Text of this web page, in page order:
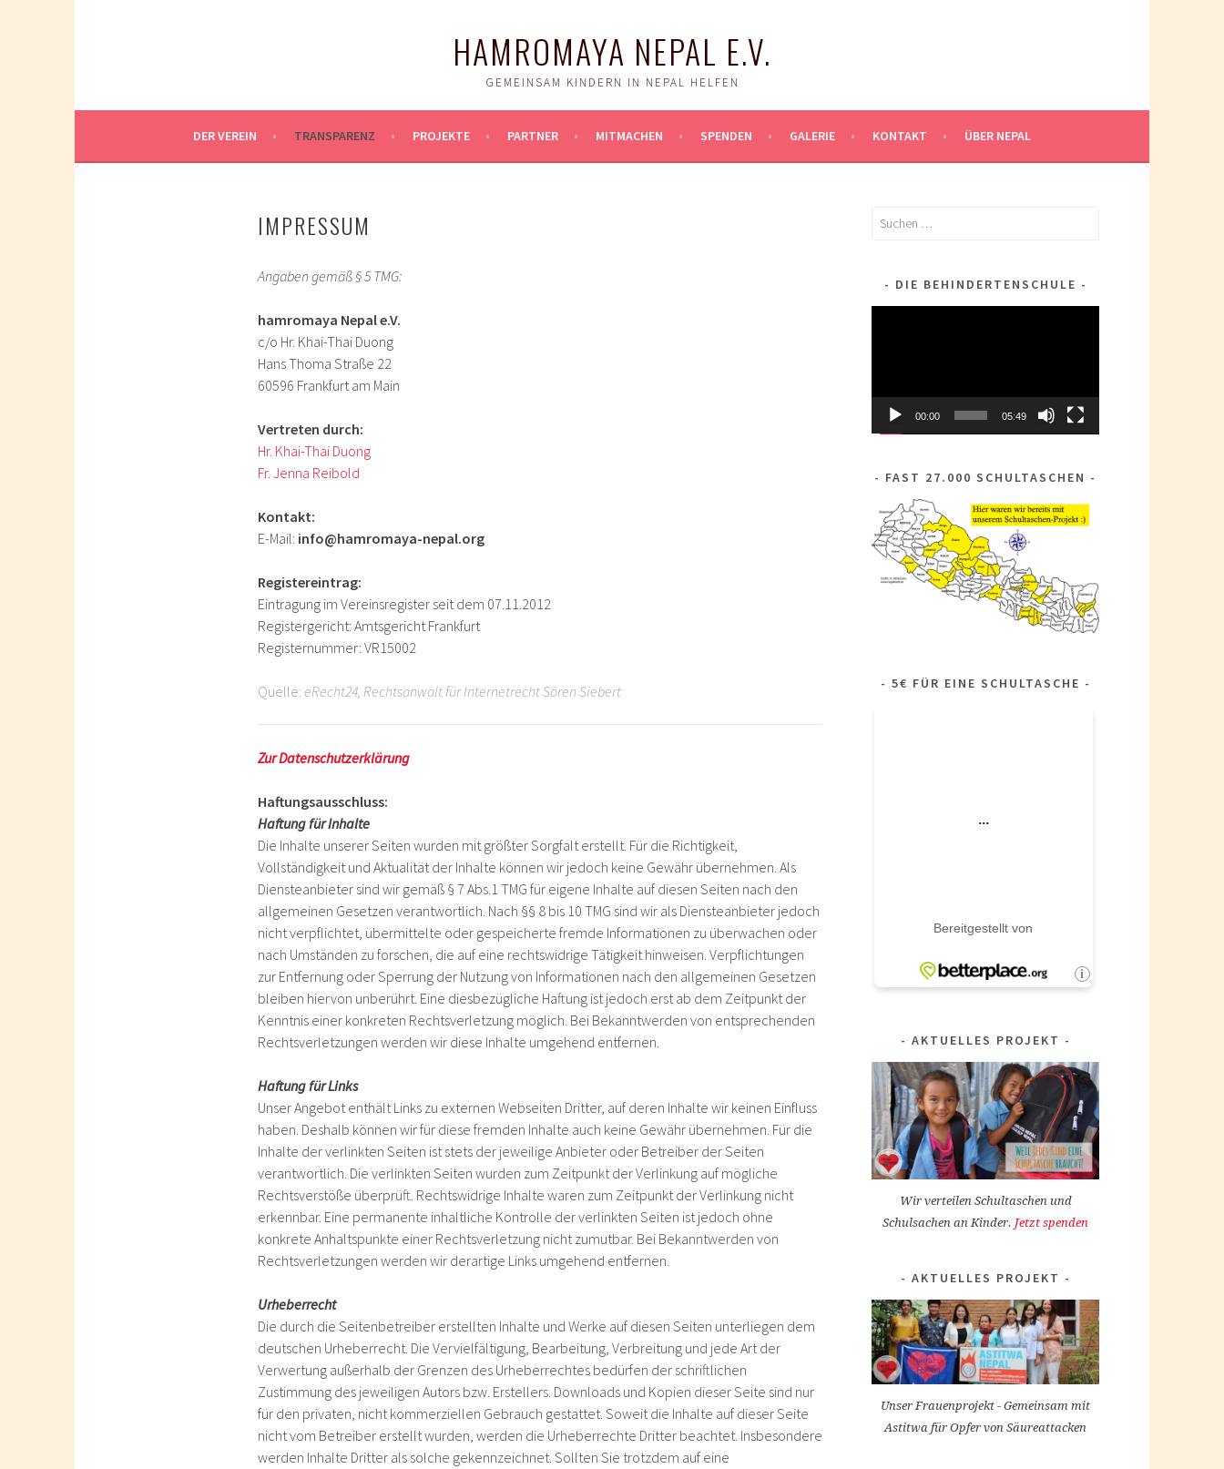
HAMROMAYA NEPAL E.V.
GEMEINSAM KINDERN IN NEPAL HELFEN
DER VEREIN TRANSPARENZ PROJEKTE PARTNER MITMACHEN SPENDEN GALERIE KONTAKT ÜBER NEPAL
IMPRESSUM
Angaben gemäß § 5 TMG:
hamromaya Nepal e.V.
c/o Hr. Khai-Thai Duong
Hans Thoma Straße 22
60596 Frankfurt am Main
Vertreten durch:
Hr. Khai-Thai Duong
Fr. Jenna Reibold
Kontakt:
E-Mail: info@hamromaya-nepal.org
Registereintrag:
Eintragung im Vereinsregister seit dem 07.11.2012
Registergericht: Amtsgericht Frankfurt
Registernummer: VR15002
Quelle: eRecht24, Rechtsanwalt für Internetrecht Sören Siebert
Zur Datenschutzerklärung
Haftungsausschluss:
Haftung für Inhalte
Die Inhalte unserer Seiten wurden mit größter Sorgfalt erstellt. Für die Richtigkeit,
Vollständigkeit und Aktualität der Inhalte können wir jedoch keine Gewähr übernehmen. Als
Diensteanbieter sind wir gemäß § 7 Abs.1 TMG für eigene Inhalte auf diesen Seiten nach den
allgemeinen Gesetzen verantwortlich. Nach §§ 8 bis 10 TMG sind wir als Diensteanbieter jedoch
nicht verpflichtet, übermittelte oder gespeicherte fremde Informationen zu überwachen oder
nach Umständen zu forschen, die auf eine rechtswidrige Tätigkeit hinweisen. Verpflichtungen
zur Entfernung oder Sperrung der Nutzung von Informationen nach den allgemeinen Gesetzen
bleiben hiervon unberührt. Eine diesbezügliche Haftung ist jedoch erst ab dem Zeitpunkt der
Kenntnis einer konkreten Rechtsverletzung möglich. Bei Bekanntwerden von entsprechenden
Rechtsverletzungen werden wir diese Inhalte umgehend entfernen.
Haftung für Links
Unser Angebot enthält Links zu externen Webseiten Dritter, auf deren Inhalte wir keinen Einfluss
haben. Deshalb können wir für diese fremden Inhalte auch keine Gewähr übernehmen. Für die
Inhalte der verlinkten Seiten ist stets der jeweilige Anbieter oder Betreiber der Seiten
verantwortlich. Die verlinkten Seiten wurden zum Zeitpunkt der Verlinkung auf mögliche
Rechtsverstöße überprüft. Rechtswidrige Inhalte waren zum Zeitpunkt der Verlinkung nicht
erkennbar. Eine permanente inhaltliche Kontrolle der verlinkten Seiten ist jedoch ohne
konkrete Anhaltspunkte einer Rechtsverletzung nicht zumutbar. Bei Bekanntwerden von
Rechtsverletzungen werden wir derartige Links umgehend entfernen.
Urheberrecht
Die durch die Seitenbetreiber erstellten Inhalte und Werke auf diesen Seiten unterliegen dem
deutschen Urheberrecht. Die Vervielfältigung, Bearbeitung, Verbreitung und jede Art der
Verwertung außerhalb der Grenzen des Urheberrechtes bedürfen der schriftlichen
Zustimmung des jeweiligen Autors bzw. Erstellers. Downloads und Kopien dieser Seite sind nur
für den privaten, nicht kommerziellen Gebrauch gestattet. Soweit die Inhalte auf dieser Seite
nicht vom Betreiber erstellt wurden, werden die Urheberrechte Dritter beachtet. Insbesondere
werden Inhalte Dritter als solche gekennzeichnet. Sollten Sie trotzdem auf eine
Suchen
DIE BEHINDERTENSCHULE
00:00 05:49
FAST 27.000 SCHULTASCHEN
5€ FÜR EINE SCHULTASCHE
AKTUELLES PROJEKT
Wir verteilen Schultaschen und
Schulsachen an Kinder. Jetzt spenden
AKTUELLES PROJEKT
Unser Frauenprojekt - Gemeinsam mit
Astitwa für Opfer von Säureattacken